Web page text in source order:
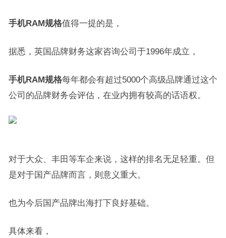
手机RAM规格值得一提的是，
据悉，英国品牌财务这家咨询公司于1996年成立，
手机RAM规格每年都会有超过5000个高级品牌通过这个
公司的品牌财务会评估，在业内拥有较高的话语权。
对于大众、丰田等车企来说，这样的排名无足轻重。但
是对于国产品牌而言，则意义重大。
也为今后国产品牌出海打下良好基础。
具体来看，